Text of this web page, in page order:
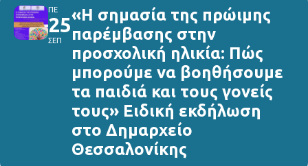
ΠΕ
25
ΣΕΠ
«Η σημασία της πρώιμης
παρέμβασης στην
προσχολική ηλικία: Πώς
μπορούμε να βοηθήσουμε
τα παιδιά και τους γονείς
τους» Ειδική εκδήλωση
στο Δημαρχείο
Θεσσαλονίκης